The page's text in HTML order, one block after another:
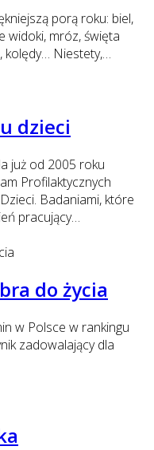
porą roku: biel,
widoki, mróz, święta
kolędy… Niestety,…
dzieci
już od 2005 roku
Profilaktycznych
Badaniami, które
pracujący…
do życia
w Polsce w rankingu
zadowalający dla